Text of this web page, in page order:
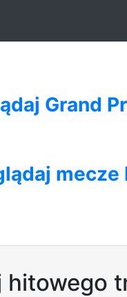
Grand
mecze
hitowego